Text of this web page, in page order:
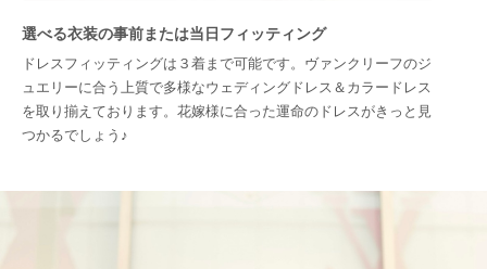
選べる衣装の事前または当日フィッティング
ドレスフィッティングは３着まで可能です。ヴァンクリーフのジ
ュエリーに合う上質で多様なウェディングドレス＆カラードレス
を取り揃えております。花嫁様に合った運命のドレスがきっと見
つかるでしょう♪